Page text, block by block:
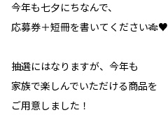
今年も七夕にちなんで、
応募券＋短冊を書いてください🎋♥
抽選にはなりますが、今年も
家族で楽しんでいただける商品を
ご用意しました！